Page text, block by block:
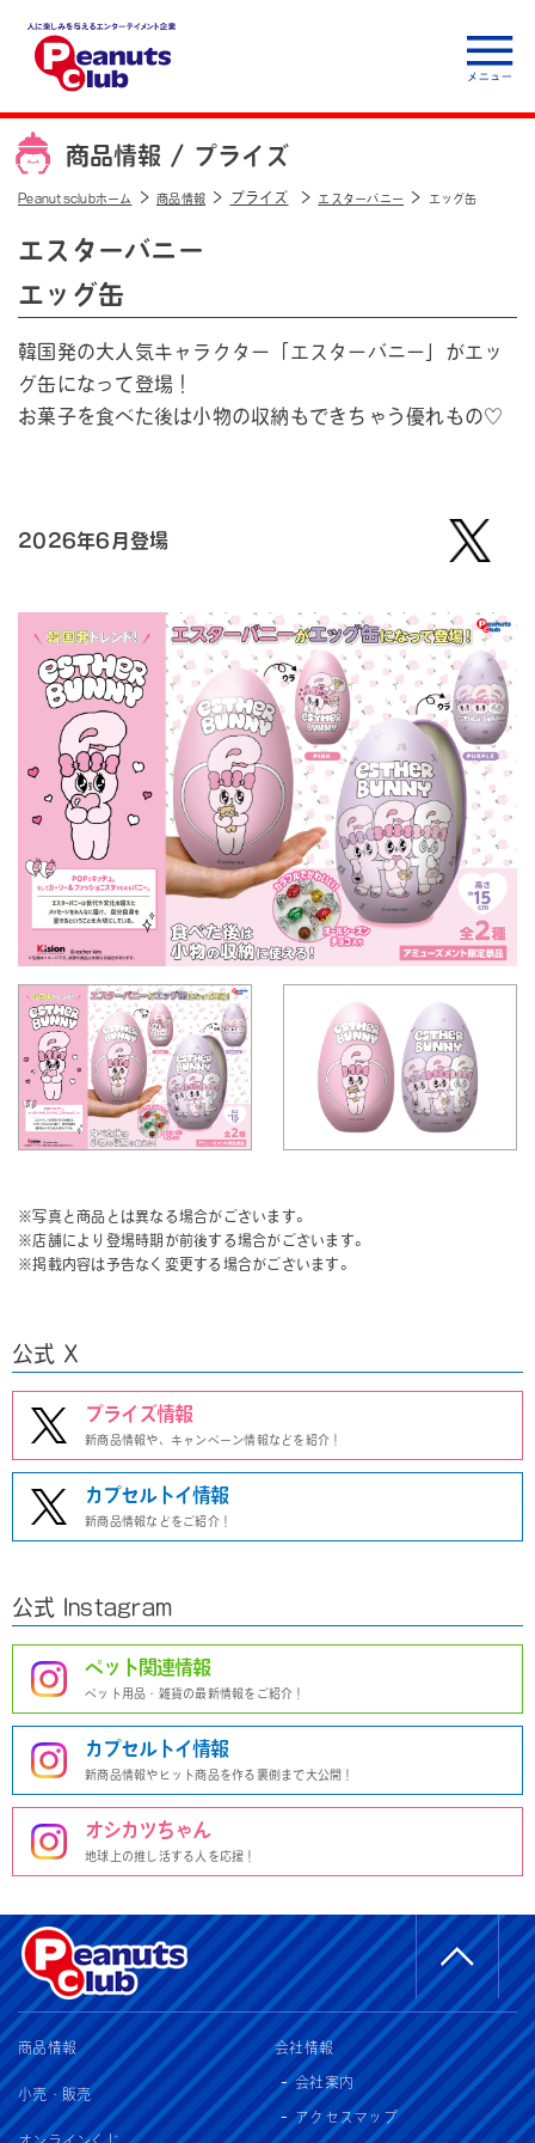
人に楽しみを与えるエ
ンターテイメント企
業 Peanuts club
商品情報 / プライズ
Peanutsclubホーム 商品情報 プライズ エスターバニー エッグ缶
エスターバニー
エッグ缶
韓国発の大人気キャラクター「エスターバニー」がエッ
グ缶になって登場！
お菓子を食べた後は小物の収納もできちゃう優れもの♡
2026年6月登場
ーナッ
ツクラ
ブのプ
ライズ
商品の
Xはこ
ちら
※写真と商品とは異なる場合がございます。
※店舗により登場時期が前後する場合がございます。
※掲載内容は予告なく変更する場合がございます。
公式 X
プライズ情報
新商品情報や、キャンペーン情報などを紹介！
カプセルトイ情報
新商品情報などをご紹介！
公式 Instagram
ペット関連情報
ペット用品・雑貨の最新情報をご紹介！
カプセルトイ情報
新商品情報やヒット商品を作る裏側まで大公開！
オシカツちゃん
地球上の推し活する人を応援！
商品情報
小売・販売
会社情報
会社案内
アクセスマップ